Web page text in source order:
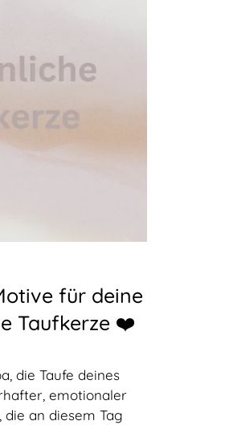
für deine
Taufkerze ❤️
die Taufe deines
emotionaler
die an diesem Tag